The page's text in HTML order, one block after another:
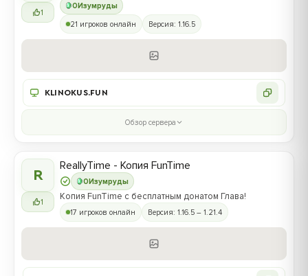
1
0Изумруды
21 игроков онлайн Версия: 1.16.5
KLINOKUS.FUN
Обзор сервера
R
1
0Изумруды
ReallyTime - Копия FunTime
Копия FunTime с бесплатным донатом Глава!
17 игроков онлайн Версия: 1.16.5 – 1.21.4